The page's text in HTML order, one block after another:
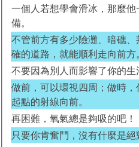
一個人若想學會滑冰，那麼
備。
不管前方有多少險灘、暗礁
確的道路，就能順利走向前方。
不要因為別人而影響了你的生
做前，可以環視四周；做時
起點的射線向前。
再困難，氧氣總是夠吸的吧！
只要你肯奮鬥，沒有什麼是絕